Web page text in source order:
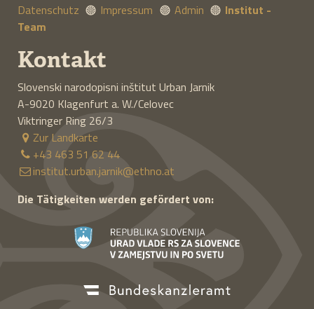
Milka Hartman, pesnica
libuškega puəla
Prispevki s simpozija februarja
2002 v Pliberku
Pavel Apovnik, Feliks J. Bister,
Avguštin Malle (ured./Red.)
Datenschutz Impressum Admin
Institut -
Team
Kontakt
Slovenski narodopisni inštitut Urban Jarnik
A-9020 Klagenfurt a. W./Celovec
Viktringer Ring 26/3
Zur Landkarte
+43 463 51 62 44
institut.urban.jarnik@ethno.at
Die Tätigkeiten werden gefördert von: